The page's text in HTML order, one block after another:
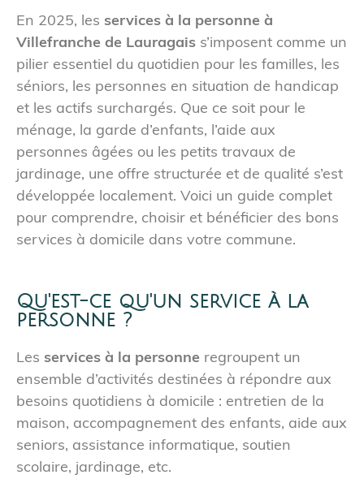
En 2025, les services à la personne à
Villefranche de Lauragais s’imposent comme un
pilier essentiel du quotidien pour les familles, les
séniors, les personnes en situation de handicap
et les actifs surchargés. Que ce soit pour le
ménage, la garde d’enfants, l’aide aux
personnes âgées ou les petits travaux de
jardinage, une offre structurée et de qualité s’est
développée localement. Voici un guide complet
pour comprendre, choisir et bénéficier des bons
services à domicile dans votre commune.
Qu'est-ce qu'un service à la
personne ?
Les services à la personne regroupent un
ensemble d’activités destinées à répondre aux
besoins quotidiens à domicile : entretien de la
maison, accompagnement des enfants, aide aux
seniors, assistance informatique, soutien
scolaire, jardinage, etc.